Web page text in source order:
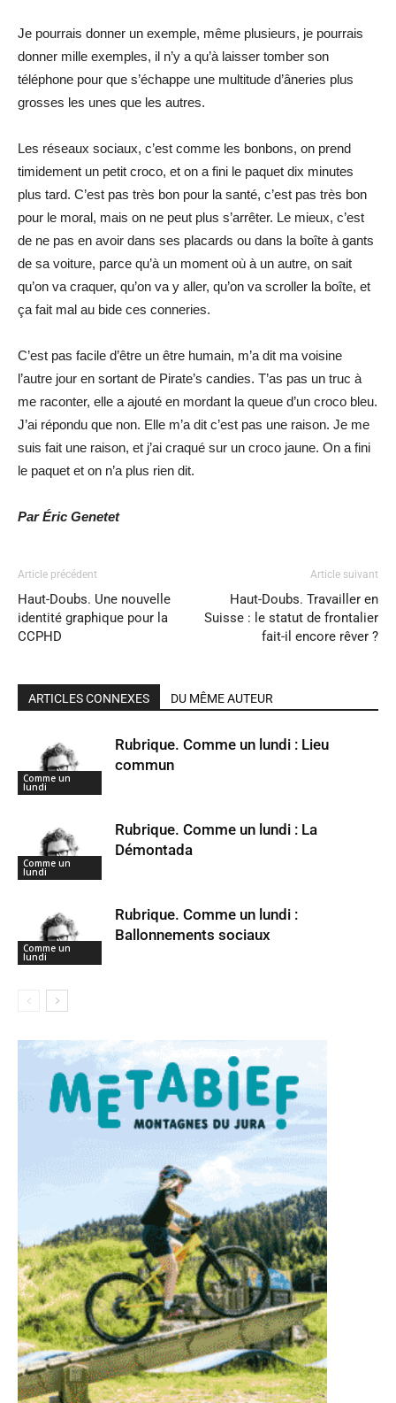
Je pourrais donner un exemple, même plusieurs, je pourrais
donner mille exemples, il n’y a qu’à laisser tomber son
téléphone pour que s’échappe une multitude d’âneries plus
grosses les unes que les autres.
Les réseaux sociaux, c’est comme les bonbons, on prend
timidement un petit croco, et on a fini le paquet dix minutes
plus tard. C’est pas très bon pour la santé, c’est pas très bon
pour le moral, mais on ne peut plus s’arrêter. Le mieux, c’est
de ne pas en avoir dans ses placards ou dans la boîte à gants
de sa voiture, parce qu’à un moment où à un autre, on sait
qu’on va craquer, qu’on va y aller, qu’on va scroller la boîte, et
ça fait mal au bide ces conneries.
C’est pas facile d’être un être humain, m’a dit ma voisine
l’autre jour en sortant de Pirate’s candies. T’as pas un truc à
me raconter, elle a ajouté en mordant la queue d’un croco bleu.
J’ai répondu que non. Elle m’a dit c’est pas une raison. Je me
suis fait une raison, et j’ai craqué sur un croco jaune. On a fini
le paquet et on n’a plus rien dit.
Par Éric Genetet
Article précédent
Haut-Doubs. Une nouvelle
identité graphique pour la
CCPHD
Article suivant
Haut-Doubs. Travailler en
Suisse : le statut de frontalier
fait-il encore rêver ?
ARTICLES CONNEXES DU MÊME AUTEUR
Comme un
lundi
Rubrique. Comme un lundi : Lieu
commun
Comme un
lundi
Rubrique. Comme un lundi : La
Démontada
Comme un
lundi
Rubrique. Comme un lundi :
Ballonnements sociaux